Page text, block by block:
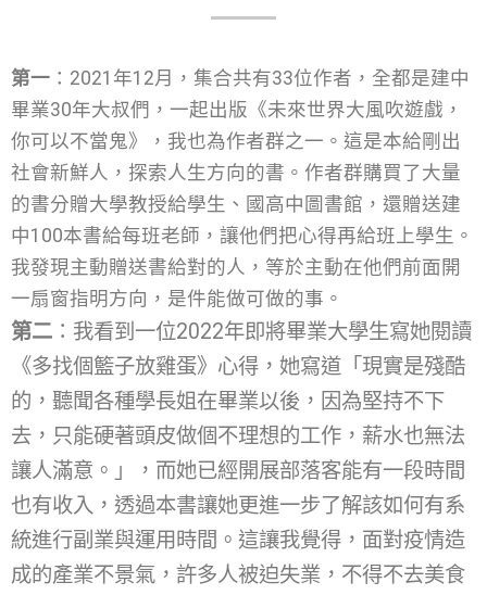
第一 ：2021年12月，集合共有33位作者，全都是建中
畢業30年大叔們，一起出版《未來世界大風吹遊戲，
你可以不當鬼》，我也為作者群之一。這是本給剛出
社會新鮮人，探索人生方向的書。作者群購買了大量
的書分贈大學教授給學生、國高中圖書館，還贈送建
中100本書給每班老師，讓他們把心得再給班上學生。
我發現主動贈送書給對的人，等於主動在他們前面開
一扇窗指明方向，是件能做可做的事。
第二 ：我看到一位2022年即將畢業大學生寫她閱讀
《多找個籃子放雞蛋》心得，她寫道「現實是殘酷
的，聽聞各種學長姐在畢業以後，因為堅持不下
去，只能硬著頭皮做個不理想的工作，薪水也無法
讓人滿意。」，而她已經開展部落客能有一段時間
也有收入，透過本書讓她更進一步了解該如何有系
統進行副業與運用時間。這讓我覺得，面對疫情造
成的產業不景氣，許多人被迫失業，不得不去美食